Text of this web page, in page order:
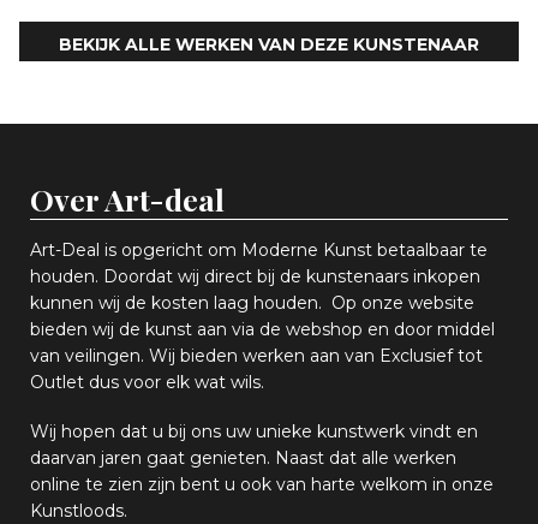
BEKIJK ALLE WERKEN VAN DEZE KUNSTENAAR
Over Art-deal
Art-Deal is opgericht om Moderne Kunst betaalbaar te
houden. Doordat wij direct bij de kunstenaars inkopen
kunnen wij de kosten laag houden. Op onze website
bieden wij de kunst aan via de webshop en door middel
van veilingen. Wij bieden werken aan van Exclusief tot
Outlet dus voor elk wat wils.
Wij hopen dat u bij ons uw unieke kunstwerk vindt en
daarvan jaren gaat genieten. Naast dat alle werken
online te zien zijn bent u ook van harte welkom in onze
Kunstloods.